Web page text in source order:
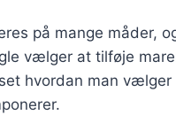
på mange måder,
vælger at tilføje
hvordan man